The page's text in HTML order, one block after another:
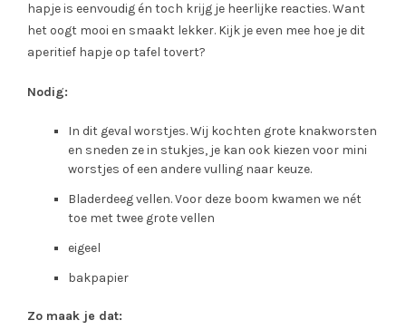
hapje is eenvoudig én toch krijg je heerlijke reacties. Want
het oogt mooi en smaakt lekker. Kijk je even mee hoe je dit
aperitief hapje op tafel tovert?
Nodig:
In dit geval worstjes. Wij kochten grote knakworsten
en sneden ze in stukjes, je kan ook kiezen voor mini
worstjes of een andere vulling naar keuze.
Bladerdeeg vellen. Voor deze boom kwamen we nét
toe met twee grote vellen
eigeel
bakpapier
Zo maak je dat: